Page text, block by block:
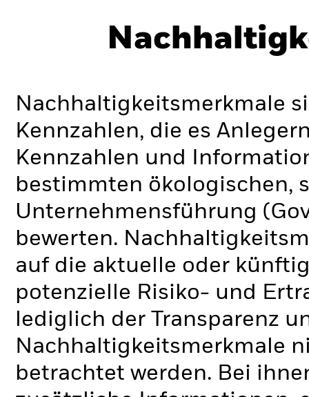
Nachhaltigkeitsmerkmale
Kennzahlen, die es
Kennzahlen und
bestimmten ökologischen,
Unternehmensführung
bewerten.
auf die aktuelle oder
potenzielle Risiko- und
lediglich der Transparenz
Nachhaltigkeitsmerkmale
betrachtet werden. Bei